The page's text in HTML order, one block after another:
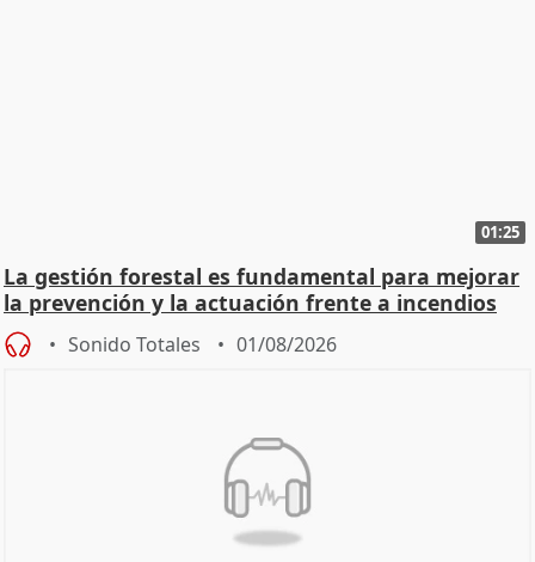
01:25
La gestión forestal es fundamental para mejorar
la prevención y la actuación frente a incendios
Sonido Totales 01/08/2026